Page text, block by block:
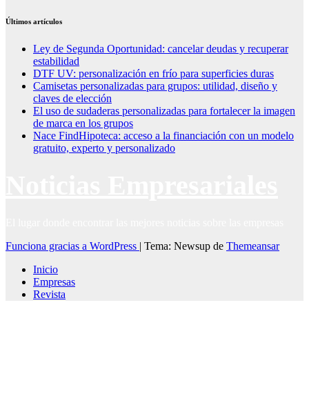
Últimos artículos
Ley de Segunda Oportunidad: cancelar deudas y recuperar
estabilidad
DTF UV: personalización en frío para superficies duras
Camisetas personalizadas para grupos: utilidad, diseño y
claves de elección
El uso de sudaderas personalizadas para fortalecer la imagen
de marca en los grupos
Nace FindHipoteca: acceso a la financiación con un modelo
gratuito, experto y personalizado
Funciona gracias a WordPress | Tema: Newsup de Themeansar
Inicio
Empresas
Revista